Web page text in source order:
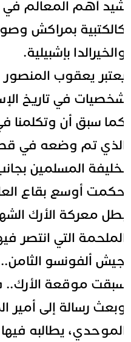
أهم المعالم في
بمراكش
بإشبيلية.
يعقوب
في تاريخ
سبق أن وتكلمنا في
تم وضعه في
المسلمين
أوسع بقاع
معركة الأرك
التي انتصر
ألفونسو الثامن..
موقعة الأرك..
رسالة إلى أمير
يطالبه